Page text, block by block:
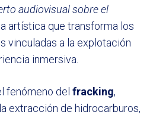
audiovisual sobre el
artística que transforma los
vinculadas a la explotación
inmersiva.
fenómeno del fracking,
extracción de hidrocarburos,